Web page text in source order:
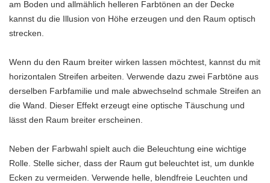
am Boden und allmählich helleren Farbtönen an der Decke
kannst du die Illusion von Höhe erzeugen und den Raum optisch
strecken.
Wenn du den Raum breiter wirken lassen möchtest, kannst du mit
horizontalen Streifen arbeiten. Verwende dazu zwei Farbtöne aus
derselben Farbfamilie und male abwechselnd schmale Streifen an
die Wand. Dieser Effekt erzeugt eine optische Täuschung und
lässt den Raum breiter erscheinen.
Neben der Farbwahl spielt auch die Beleuchtung eine wichtige
Rolle. Stelle sicher, dass der Raum gut beleuchtet ist, um dunkle
Ecken zu vermeiden. Verwende helle, blendfreie Leuchten und